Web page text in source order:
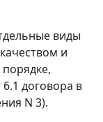
виды
и
договора в
N 3).